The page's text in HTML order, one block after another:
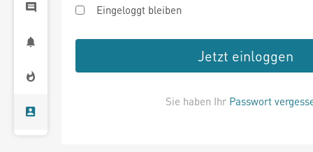
Eingeloggt bleiben
Jetzt einloggen
Sie haben Ihr Passwort